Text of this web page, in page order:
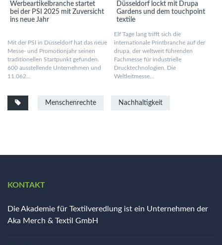
Werbeartikelbranche startet
bei der PSI 2025 mit Zuversicht
ins neue Jahr
Mit der PSI in Düsseldorf hat das neue
Messe- und Promotionjahr seinen
traditionellen Startpunkt gefunden.
600 ausstellende Unternehmen und
11.062…
Düsseldorf lockt mit Drupa
Gardens und dem touchpoint
textile
Elf Tage lang trifft sich die
internationale Printbranche auf der
drupa, der weltweit führenden
Fachmesse für industrielle
Drucktechnologien. Die
Weltleitmesse…
Menschenrechte Nachhaltigkeit
KONTAKT
Die Akademie für Textilveredlung ist ein Unternehmen der
Aka Merch & Textil GmbH